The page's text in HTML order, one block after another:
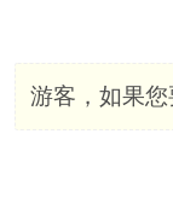
游客，如果